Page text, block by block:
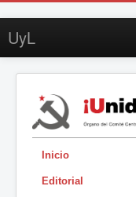
UyL
Suscripción
Sobre UyL
Edición impresa
Buscar
Inicio
Editorial